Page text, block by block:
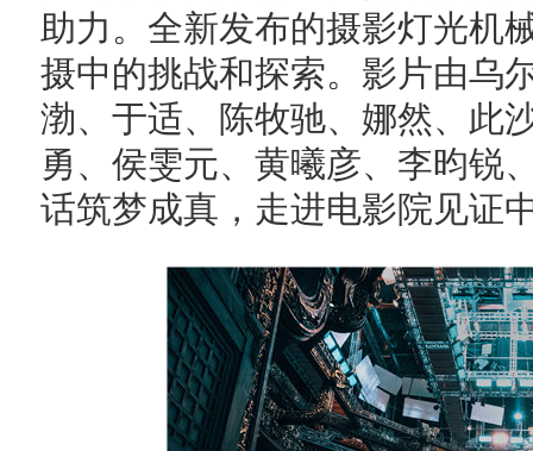
助力。全新发布的摄影灯光机
摄中的挑战和探索。影片由乌
渤、于适、陈牧驰、娜然、此
勇、侯雯元、黄曦彦、李昀锐
话筑梦成真，走进电影院见证